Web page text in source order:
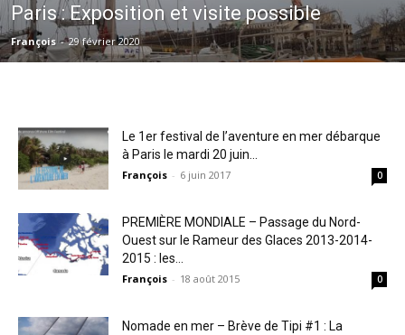
Paris : Exposition et visite possible
François - 29 février 2020
Le 1er festival de l’aventure en mer débarque
à Paris le mardi 20 juin...
François - 6 juin 2017 0
PREMIÈRE MONDIALE – Passage du Nord-
Ouest sur le Rameur des Glaces 2013-2014-
2015 : les...
François - 18 août 2015 0
Nomade en mer – Brève de Tipi #1 : La